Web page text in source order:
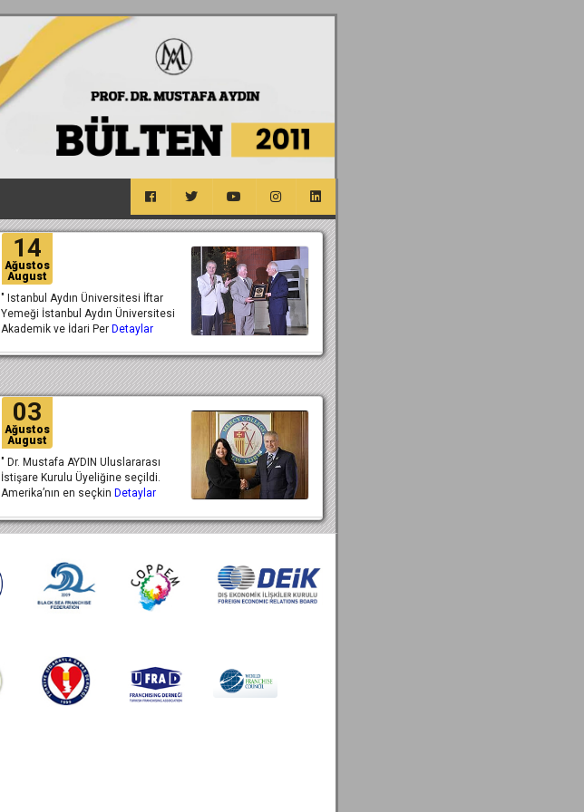
14
Ağustos
August
" Istanbul Aydın Üniversitesi İftar
Yemeği İstanbul Aydın Üniversitesi
Akademik ve İdari Per Detaylar
03
Ağustos
August
" Dr. Mustafa AYDIN Uluslararası
İstişare Kurulu Üyeliğine seçildi.
Amerika’nın en seçkin Detaylar